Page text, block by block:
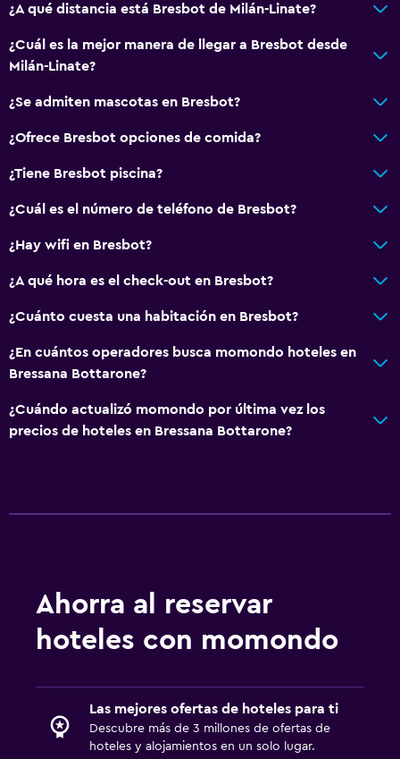
Mesa de comedor
Baño
Ducha
Bañera de hidromasaje
Secador de pelo
Aseo
General
Habitaciones familiares
Vista al jardín
Piso de parquet o madera noble
Piso de mosaico/mármol
Piscina y spa
Bañera de hidromasaje
Piscina al aire libre
¿A qué distancia está Bresbot de Milán-Linate?
¿Cuál es la mejor manera de llegar a Bresbot desde
Milán-Linate?
¿Se admiten mascotas en Bresbot?
¿Ofrece Bresbot opciones de comida?
¿Tiene Bresbot piscina?
¿Cuál es el número de teléfono de Bresbot?
¿Hay wifi en Bresbot?
¿A qué hora es el check-out en Bresbot?
¿Cuánto cuesta una habitación en Bresbot?
¿En cuántos operadores busca momondo hoteles en
Bressana Bottarone?
¿Cuándo actualizó momondo por última vez los
precios de hoteles en Bressana Bottarone?
Ahorra al reservar
hoteles con momondo
Las mejores ofertas de hoteles para ti
Descubre más de 3 millones de ofertas de
hoteles y alojamientos en un solo lugar.